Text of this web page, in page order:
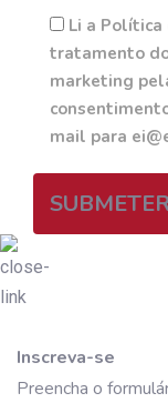
Li a
tratamento
marketing
mail para
SUBMETER
Inscreva-se
Preencha o